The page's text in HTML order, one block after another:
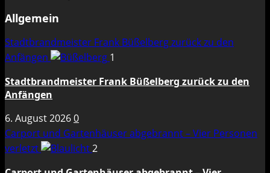
Allgemein
Stadtbrandmeister Frank Büßelberg zurück zu den
Anfängen
1
Stadtbrandmeister Frank Büßelberg zurück zu den
Anfängen
6. August 20260
Carport und Gartenhäuser abgebrannt – Vier Personen
verletzt
2